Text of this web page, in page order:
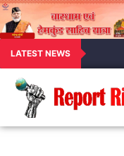
LATEST NEWS